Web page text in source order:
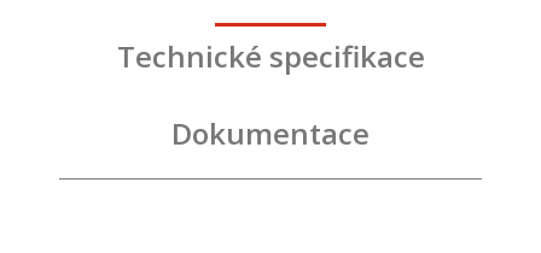
Technické specifikace
Dokumentace